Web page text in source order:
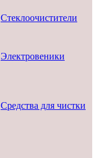
Стеклоочистители
Электровеники
Средства для чистки